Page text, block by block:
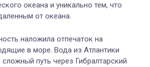
океана и уникально тем, что
от океана.
наложила отпечаток на
в море. Вода из Атлантики
путь через Гибралтарский